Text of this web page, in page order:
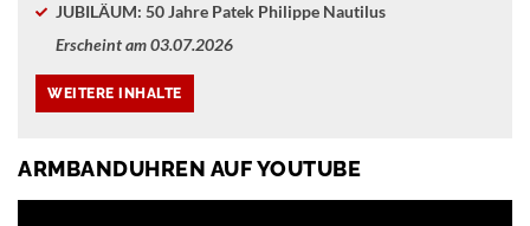
JUBILÄUM: 50 Jahre Patek Philippe Nautilus
Erscheint am 03.07.2026
ARMBANDUHREN AUF YOUTUBE